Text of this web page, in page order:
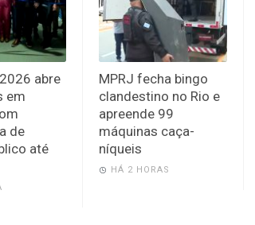
abre
em
de
até
MPRJ fecha bingo
clandestino no Rio e
apreende 99
máquinas caça-
níqueis
HÁ 2 HORAS